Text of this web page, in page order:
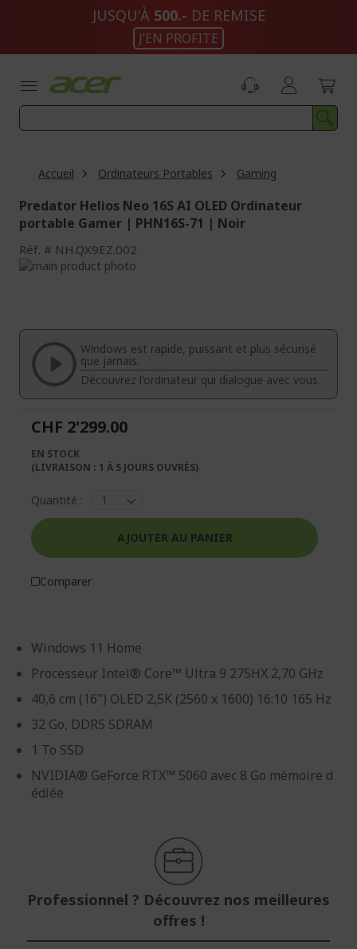
JUSQU'À 500.- DE REMISE
J’EN PROFITE
Accueil Ordinateurs Portables Gaming
Predator Helios Neo 16S AI OLED Ordinateur
portable Gamer | PHN16S-71 | Noir
Réf. NH.QX9EZ.002
Passer
de
galerie
d’images
de
Galerie
d’images
Windows est rapide, puissant et plus sécurisé
que jamais.
Découvrez l'ordinateur qui dialogue avec vous.
Windows 11 Home
Processeur Intel® Core™ Ultra 9 275HX 2,70 GHz
40,6 cm (16") OLED 2,5K (2560 x 1600) 16:10 165 Hz
32 Go, DDR5 SDRAM
1 To SSD
NVIDIA® GeForce RTX™ 5060 avec 8 Go mémoire d
édiée
Professionnel ? Découvrez nos meilleures
offres !
CHF 2'299.00
EN STOCK
(LIVRAISON : 1 À 5 JOURS OUVRÉS)
Quantité :
AJOUTER AU PANIER
Comparer